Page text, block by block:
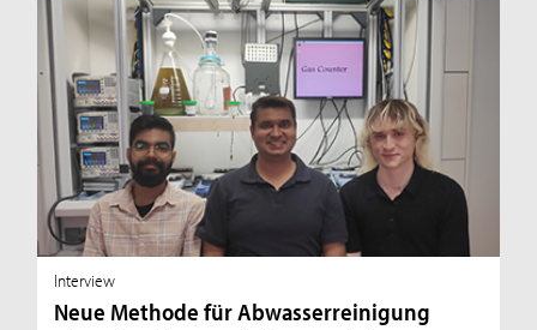
Interview
Neue Methode für Abwasserreinigung